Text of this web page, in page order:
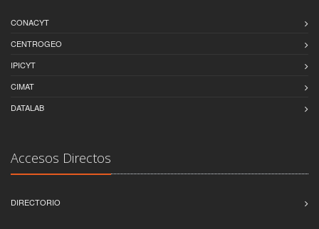
CONACYT
CENTROGEO
IPICYT
CIMAT
DATALAB
Accesos Directos
DIRECTORIO